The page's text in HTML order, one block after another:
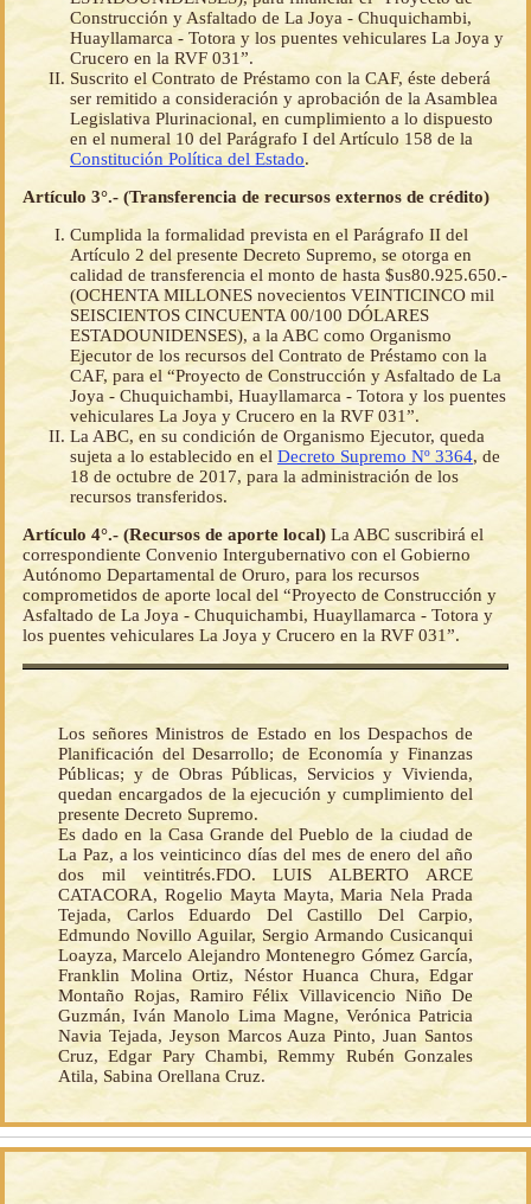
Construcción y Asfaltado de La Joya - Chuquichambi,
Huayllamarca - Totora y los puentes vehiculares La Joya y
Crucero en la RVF 031”.
Suscrito el Contrato de Préstamo con la CAF, éste deberá
ser remitido a consideración y aprobación de la Asamblea
Legislativa Plurinacional, en cumplimiento a lo dispuesto
en el numeral 10 del Parágrafo I del Artículo 158 de la
Constitución Política del Estado.
Artículo 3°.- (Transferencia de recursos externos de crédito)
Cumplida la formalidad prevista en el Parágrafo II del
Artículo 2 del presente Decreto Supremo, se otorga en
calidad de transferencia el monto de hasta $us80.925.650.-
(OCHENTA MILLONES novecientos VEINTICINCO mil
SEISCIENTOS CINCUENTA 00/100 DÓLARES
ESTADOUNIDENSES), a la ABC como Organismo
Ejecutor de los recursos del Contrato de Préstamo con la
CAF, para el “Proyecto de Construcción y Asfaltado de La
Joya - Chuquichambi, Huayllamarca - Totora y los puentes
vehiculares La Joya y Crucero en la RVF 031”.
La ABC, en su condición de Organismo Ejecutor, queda
sujeta a lo establecido en el Decreto Supremo Nº 3364, de
18 de octubre de 2017, para la administración de los
recursos transferidos.
Artículo 4°.- (Recursos de aporte local) La ABC suscribirá el
correspondiente Convenio Intergubernativo con el Gobierno
Autónomo Departamental de Oruro, para los recursos
comprometidos de aporte local del “Proyecto de Construcción y
Asfaltado de La Joya - Chuquichambi, Huayllamarca - Totora y
los puentes vehiculares La Joya y Crucero en la RVF 031”.
Los señores Ministros de Estado en los Despachos de
Planificación del Desarrollo; de Economía y Finanzas
Públicas; y de Obras Públicas, Servicios y Vivienda,
quedan encargados de la ejecución y cumplimiento del
presente Decreto Supremo.
Es dado en la Casa Grande del Pueblo de la ciudad de
La Paz, a los veinticinco días del mes de enero del año
dos mil veintitrés.FDO. LUIS ALBERTO ARCE
CATACORA, Rogelio Mayta Mayta, Maria Nela Prada
Tejada, Carlos Eduardo Del Castillo Del Carpio,
Edmundo Novillo Aguilar, Sergio Armando Cusicanqui
Loayza, Marcelo Alejandro Montenegro Gómez García,
Franklin Molina Ortiz, Néstor Huanca Chura, Edgar
Montaño Rojas, Ramiro Félix Villavicencio Niño De
Guzmán, Iván Manolo Lima Magne, Verónica Patricia
Navia Tejada, Jeyson Marcos Auza Pinto, Juan Santos
Cruz, Edgar Pary Chambi, Remmy Rubén Gonzales
Atila, Sabina Orellana Cruz.